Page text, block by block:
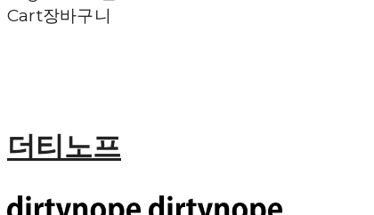
Cart장바구니
더티노프